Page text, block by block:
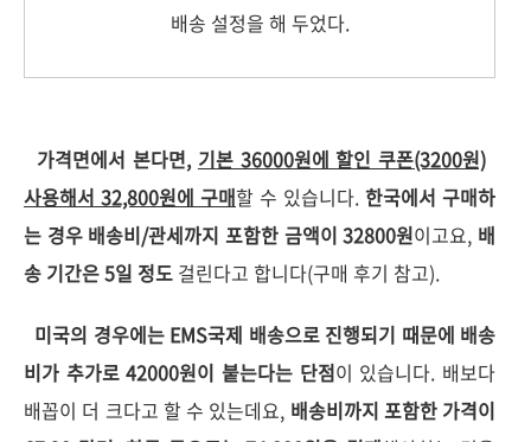
배송 설정을 해 두었다.
가격면에서 본다면, 기본 36000원에 할인 쿠폰(3200원)
사용해서 32,800원에 구매할 수 있습니다. 한국에서 구매하
는 경우 배송비/관세까지 포함한 금액이 32800원이고요, 배
송 기간은 5일 정도 걸린다고 합니다(구매 후기 참고).
미국의 경우에는 EMS국제 배송으로 진행되기 때문에 배송
비가 추가로 42000원이 붙는다는 단점이 있습니다. 배보다
배꼽이 더 크다고 할 수 있는데요, 배송비까지 포함한 가격이